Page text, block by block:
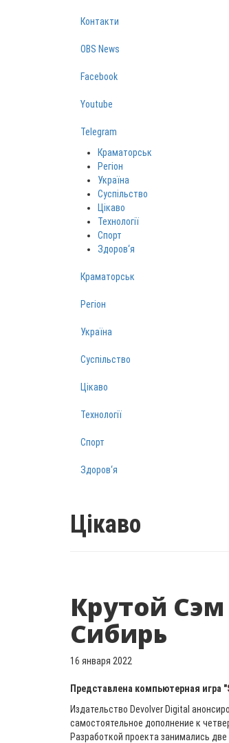
Контакти
OBS News
Facebook
Youtube
Telegram
Краматорськ
Регіон
Україна
Суспільство
Цікаво
Технології
Спорт
Здоров‘я
Краматорськ
Регіон
Україна
Суспільство
Цікаво
Технології
Спорт
Здоров‘я
Цікаво
Крутой
Сибирь
16 января 2022
Представлена компьютерная игра
Издательство Devolver Digital
самостоятельное дополнение к
Разработкой проекта занимались